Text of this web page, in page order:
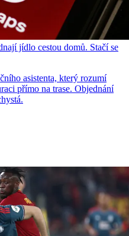
jídlo cestou domů. Stačí se
asistenta, který rozumí
přímo na trase. Objednání